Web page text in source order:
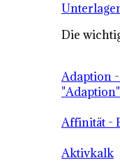
Die
Adaption
"Adaption"
Affinität -
Aktivkalk